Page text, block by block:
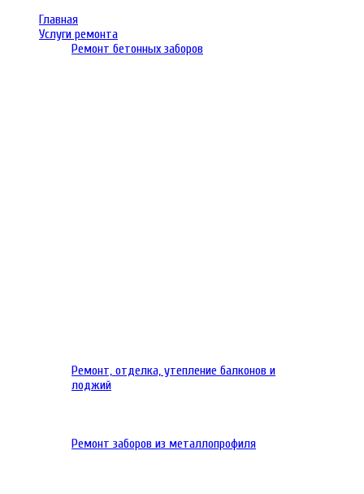
Главная
Услуги ремонта
Ремонт бетонных заборов
Ремонт, отделка, утепление балконов и
лоджий
Ремонт заборов из металлопрофиля